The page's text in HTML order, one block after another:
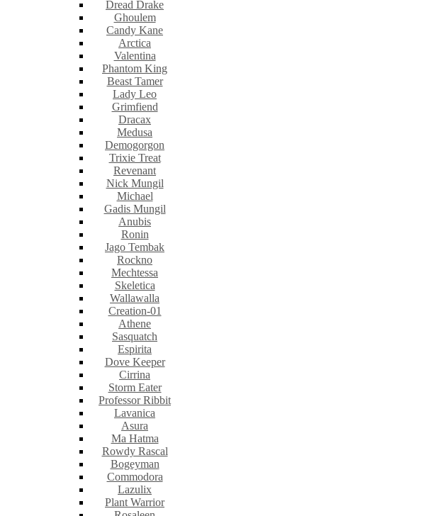
Dread Drake
Ghoulem
Candy Kane
Arctica
Valentina
Phantom King
Beast Tamer
Lady Leo
Grimfiend
Dracax
Medusa
Demogorgon
Trixie Treat
Revenant
Nick Mungil
Michael
Gadis Mungil
Anubis
Ronin
Jago Tembak
Rockno
Mechtessa
Skeletica
Wallawalla
Creation-01
Athene
Sasquatch
Espirita
Dove Keeper
Cirrina
Storm Eater
Professor Ribbit
Lavanica
Asura
Ma Hatma
Rowdy Rascal
Bogeyman
Commodora
Lazulix
Plant Warrior